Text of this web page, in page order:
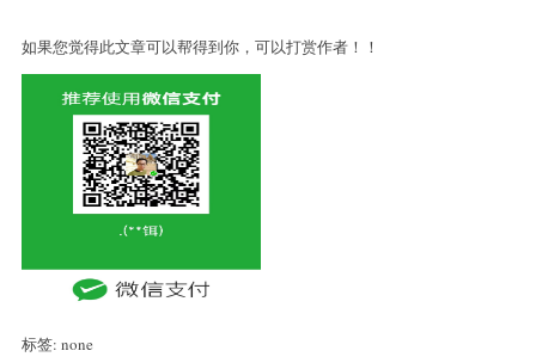
如果您觉得此文章可以帮得到你，可以打赏作者！！
标签: none